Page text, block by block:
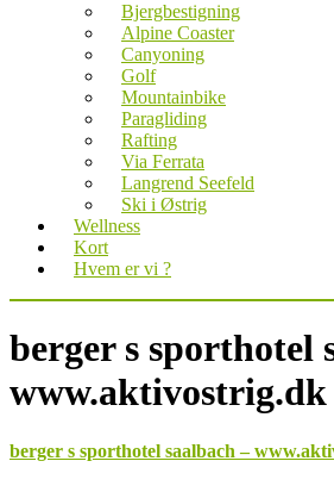
Bjergbestigning
Alpine Coaster
Canyoning
Golf
Mountainbike
Paragliding
Rafting
Via Ferrata
Langrend Seefeld
Ski i Østrig
Wellness
Kort
Hvem er vi ?
berger s sporthotel
www.aktivostrig.dk
berger s sporthotel saalbach –